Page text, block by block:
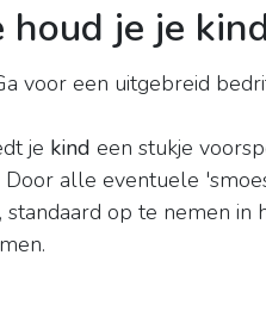
houd je je
voor een uitgebreid
je kind een stukje
Door alle eventuele
standaard op te nemen